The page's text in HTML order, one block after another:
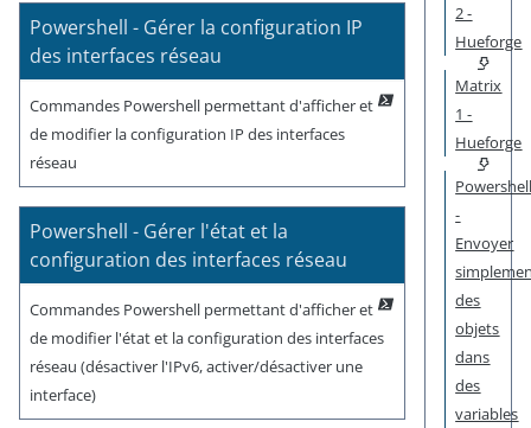
Powershell - Gérer la configuration IP
des interfaces réseau
Commandes Powershell permettant d'afficher et
de modifier la configuration IP des interfaces
réseau
Powershell - Gérer l'état et la
configuration des interfaces réseau
Commandes Powershell permettant d'afficher et
de modifier l'état et la configuration des interfaces
réseau (désactiver l'IPv6, activer/désactiver une
interface)
2 -
Hueforge
Matrix
1 -
Hueforge
-
Envoyer
des
objets
dans
des
variables